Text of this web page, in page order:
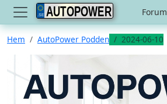
AUTOPOWER Forum
Hem AutoPower Podden 2024-06-10